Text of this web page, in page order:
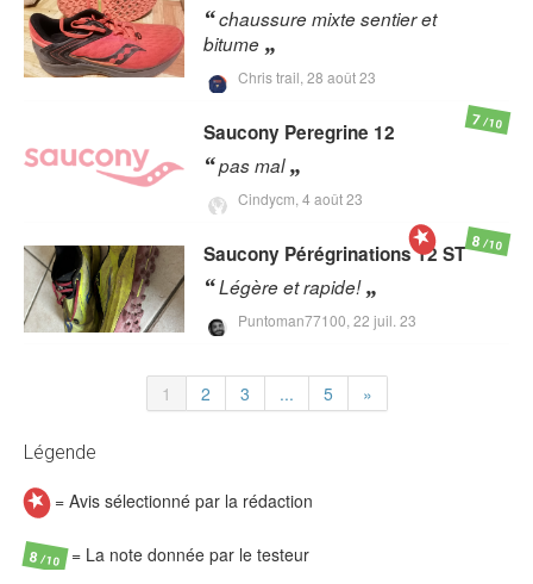
chaussure mixte sentier et
bitume
Chris trail, 28 août 23
Saucony Peregrine 12
pas mal
Cindycm, 4 août 23
7/10
Saucony Pérégrinations 12 ST
Légère et rapide!
Puntoman77100, 22 juil. 23
8/10
1 2 3 ... 5 »
Légende
= Avis sélectionné par la rédaction
8/10 = La note donnée par le testeur